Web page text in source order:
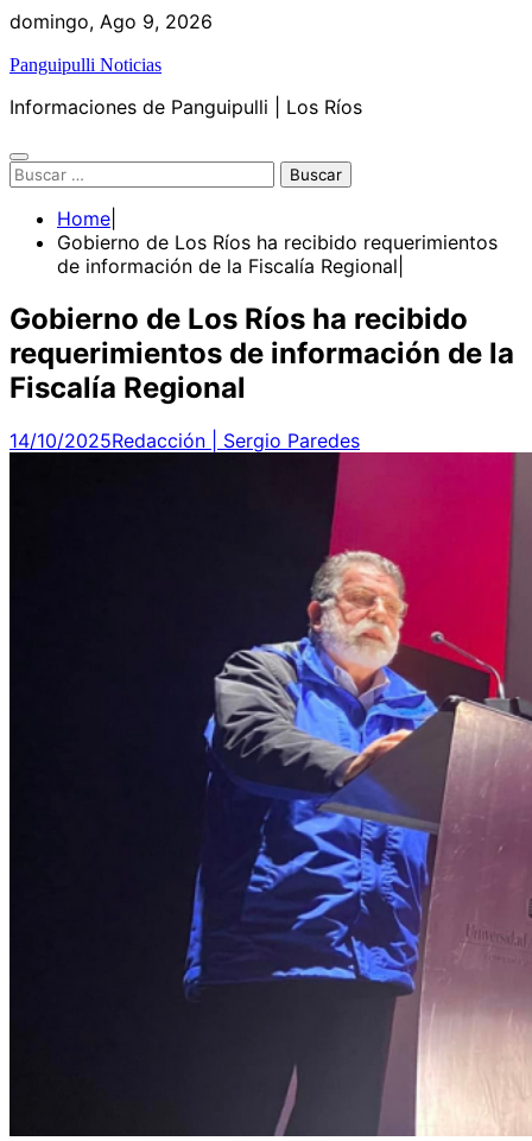
Skip
content
domingo, Ago 9, 2026
Panguipulli Noticias
Informaciones de Panguipulli | Los Ríos
Buscar:
Home
Gobierno de Los Ríos ha recibido requerimientos
de información de la Fiscalía Regional
Gobierno de Los Ríos ha recibido
requerimientos de información de la
Fiscalía Regional
14/10/2025Redacción | Sergio Paredes